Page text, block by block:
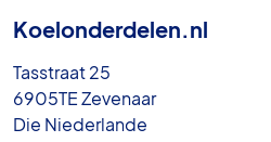
Koelonderdelen.nl
Tasstraat 25
6905TE Zevenaar
Die Niederlande